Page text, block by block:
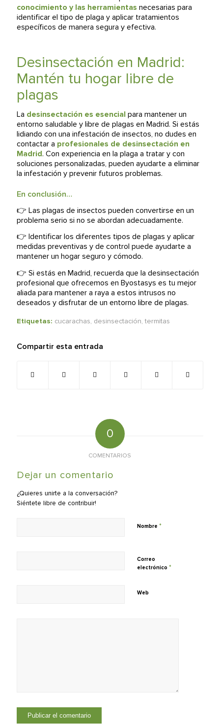
conocimiento y las herramientas necesarias para
identificar el tipo de plaga y aplicar tratamientos
específicos de manera segura y efectiva.
Desinsectación en Madrid:
Mantén tu hogar libre de
plagas
La desinsectación es esencial para mantener un
entorno saludable y libre de plagas en Madrid. Si estás
lidiando con una infestación de insectos, no dudes en
contactar a profesionales de desinsectación en
Madrid. Con experiencia en la plaga a tratar y con
soluciones personalizadas, pueden ayudarte a eliminar
la infestación y prevenir futuros problemas.
En conclusión…
👉 Las plagas de insectos pueden convertirse en un
problema serio si no se abordan adecuadamente.
👉 Identificar los diferentes tipos de plagas y aplicar
medidas preventivas y de control puede ayudarte a
mantener un hogar seguro y cómodo.
👉 Si estás en Madrid, recuerda que la desinsectación
profesional que ofrecemos en Byostasys es tu mejor
aliada para mantener a raya a estos intrusos no
deseados y disfrutar de un entorno libre de plagas.
Etiquetas: cucarachas, desinsectación,termitas
Compartir esta entrada
0
COMENTARIOS
Dejar un comentario
¿Quieres unirte a la conversación?
Siéntete libre de contribuir!
Nombre *
Correo
electrónico *
Web